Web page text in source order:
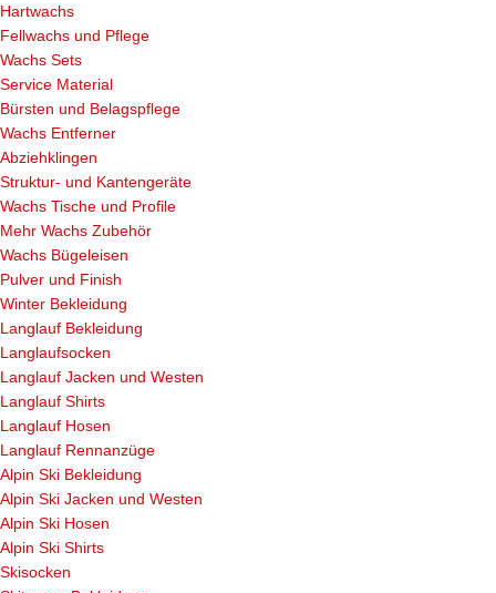
Hartwachs
Fellwachs und Pflege
Wachs Sets
Service Material
Bürsten und Belagspflege
Wachs Entferner
Abziehklingen
Struktur- und Kantengeräte
Wachs Tische und Profile
Mehr Wachs Zubehör
Wachs Bügeleisen
Pulver und Finish
Winter Bekleidung
Langlauf Bekleidung
Langlaufsocken
Langlauf Jacken und Westen
Langlauf Shirts
Langlauf Hosen
Langlauf Rennanzüge
Alpin Ski Bekleidung
Alpin Ski Jacken und Westen
Alpin Ski Hosen
Alpin Ski Shirts
Skisocken